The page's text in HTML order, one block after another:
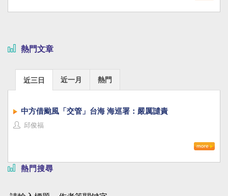
熱門文章
近三日 近一月 熱門
中方借颱風「交管」台海 海巡署：嚴厲譴責
邱俊福
熱門搜尋